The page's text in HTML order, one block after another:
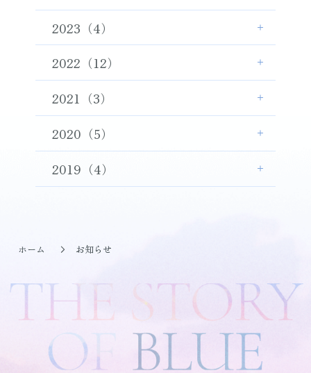
2023（4）
2022（12）
2021（3）
2020（5）
2019（4）
ホーム お知らせ